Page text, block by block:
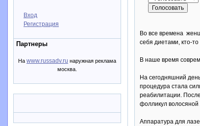
Вход
Регистрация
Партнеры
На www.russadv.ru наружная реклама
москва.
Во все времена
себя диетами, кто-
В наше время
На сегодняшний
процедура стала
реабилитации.
фолликул
Аппаратура для